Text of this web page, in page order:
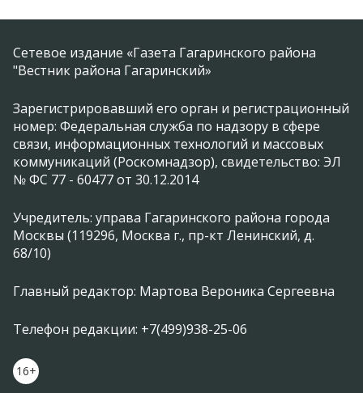
Сетевое издание «Газета Гагаринского района
"Вестник района Гагаринский»
Зарегистрировавший его орган и регистрационный
номер: Федеральная служба по надзору в сфере
связи, информационных технологий и массовых
коммуникаций (Роскомнадзор), свидетельство: ЭЛ
№ ФС 77 - 60477 от 30.12.2014
Учредитель: управа Гагаринского района города
Москвы (119296, Москва г., пр-кт Ленинский, д.
68/10)
Главный редактор: Мартова Вероника Сергеевна
Телефон редакции: +7(499)938-25-06
16+